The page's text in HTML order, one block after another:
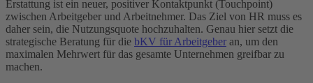
Erstattung ist ein neuer, positiver Kontaktpunkt (Touchpoint)
zwischen Arbeitgeber und Arbeitnehmer. Das Ziel von HR muss es
daher sein, die Nutzungsquote hochzuhalten. Genau hier setzt die
strategische Beratung für die bKV für Arbeitgeber an, um den
maximalen Mehrwert für das gesamte Unternehmen greifbar zu
machen.